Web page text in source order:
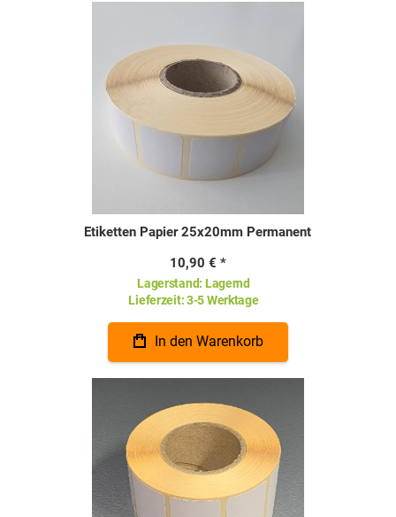
Etiketten Papier 25x20mm Permanent
10,90 €
Lagerstand: Lagernd
Lieferzeit:3-5 Werktage
In den Warenkorb